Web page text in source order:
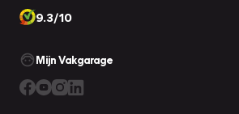
9.3/10
Mijn Vakgarage